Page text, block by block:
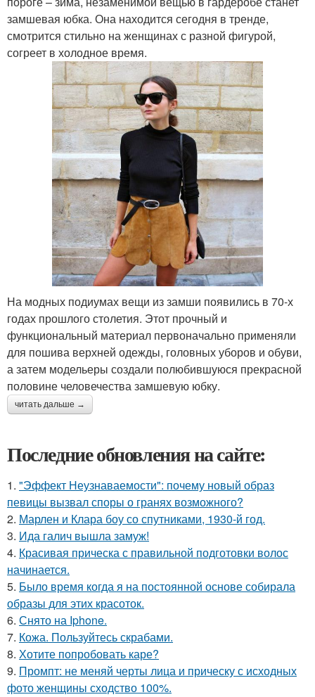
замшевая юбка. Она находится сегодня в тренде,
смотрится стильно на женщинах с разной фигурой,
согреет в холодное время.
На модных подиумах вещи из замши появились в 70-х
годах прошлого столетия. Этот прочный и
функциональный материал первоначально применяли
для пошива верхней одежды, головных уборов и обуви,
а затем модельеры создали полюбившуюся прекрасной
половине человечества замшевую юбку.
читать дальше →
Последние обновления на сайте:
1. "Эффект Неузнаваемости": почему новый образ
певицы вызвал споры о гранях возможного?
2. Марлен и Клара боу со спутниками, 1930-й год.
3. Ида галич вышла замуж!
4. Красивая прическа с правильной подготовки волос
начинается.
5. Было время когда я на постоянной основе собирала
образы для этих красоток.
6. Снято на Iphone.
7. Кожа. Пользуйтесь скрабами.
8. Хотите попробовать каре?
9. Промпт: не меняй черты лица и прическу с исходных
фото женщины сходство 100%.